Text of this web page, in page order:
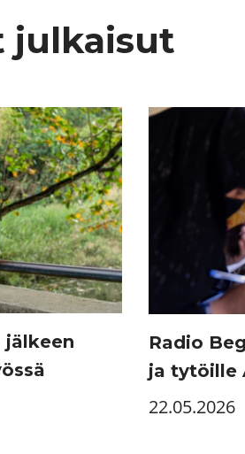
julkaisut
jälkeen
Radio
ja tytöille
22.05.2026